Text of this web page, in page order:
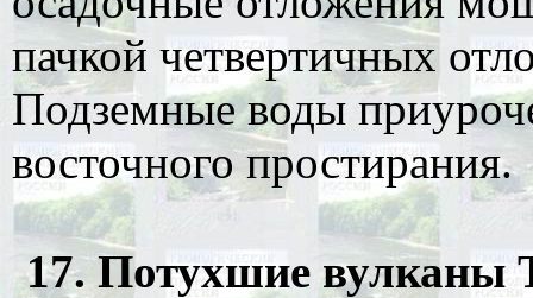
пачкой четвертичных
Подземные воды
восточного простирания.
17. Потухшие вулканы